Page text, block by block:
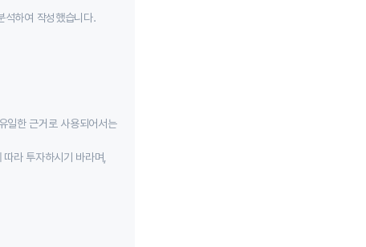
석하여 작성했습니다.
일한 근거로 사용되어서는
라 투자하시기 바라며,